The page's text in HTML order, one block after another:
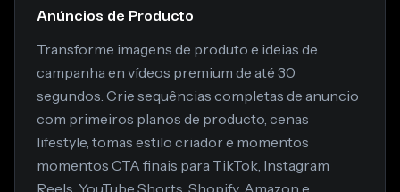
Anúncios de Producto
Transforme imagens de produto e ideias de
campanha en vídeos premium de até 30
segundos. Crie sequências completas de anuncio
com primeiros planos de producto, cenas
lifestyle, tomas estilo criador e momentos
momentos CTA finais para TikTok, Instagram
Reels, YouTube Shorts, Shopify, Amazon e